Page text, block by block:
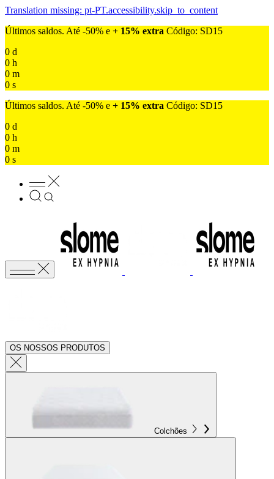
Translation missing: pt-PT.accessibility.skip_to_content
Últimos saldos. Até -50% e + 15% extra Código: SD15
0 d
0 h
0 m
0 s
Últimos saldos. Até -50% e + 15% extra Código: SD15
0 d
0 h
0 m
0 s
OS NOSSOS PRODUTOS
Colchões